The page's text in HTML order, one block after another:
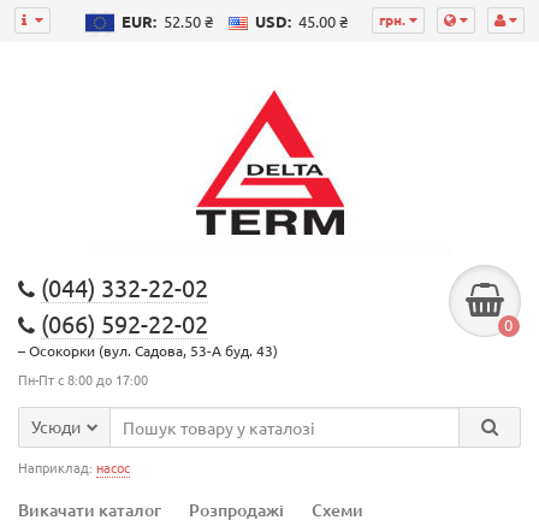
грн.
EUR: 52.50 ₴ USD: 45.00 ₴
(044) 332-22-02
(066) 592-22-02
– Осокорки (вул. Садова, 53-А буд. 43)
Пн-Пт с 8:00 до 17:00
0
Усюди
Наприклад: насос
Викачати каталог Розпродажі
Схеми